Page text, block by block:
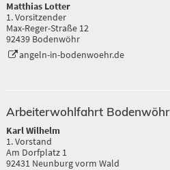
Matthias Lotter
1. Vorsitzender
Max-Reger-Straße 12
92439 Bodenwöhr
angeln-in-bodenwoehr.de
Arbeiterwohlfahrt Bodenwöhr
Karl Wilhelm
1. Vorstand
Am Dorfplatz 1
92431 Neunburg vorm Wald